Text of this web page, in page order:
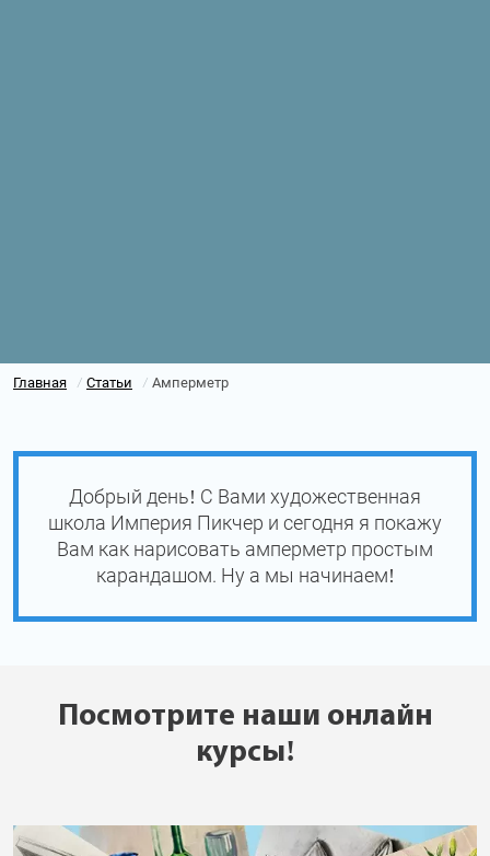
Главная / Статьи / Амперметр
Добрый день! С Вами художественная
школа Империя Пикчер и сегодня я покажу
Вам как нарисовать амперметр простым
карандашом. Ну а мы начинаем!
Посмотрите наши онлайн
курсы!